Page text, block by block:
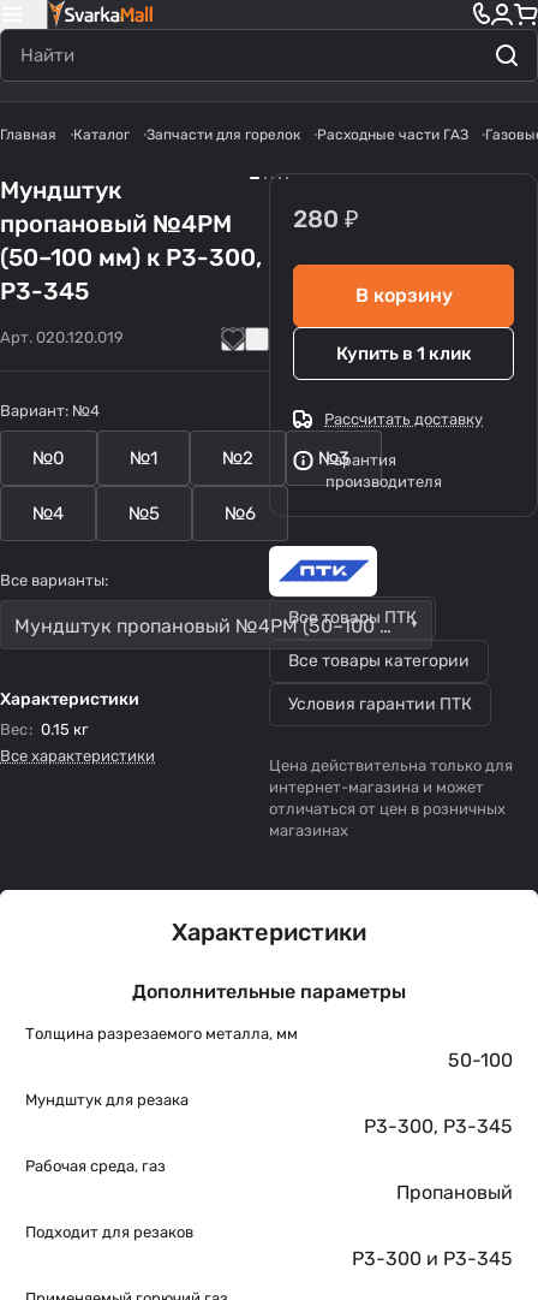
Главная Каталог Запчасти для горелок Расходные части ГАЗ
Мундштук
пропановый №4PM
(50–100 мм) к Р3-300,
Р3-345
Арт. 020.120.019
Вариант: №4
№0 №1 №2 №3
№4 №5 №6
Все варианты:
Мундштук пропановый №4PM (50–100 мм) к Р3-300, Р3-345
Характеристики
Вес: 0.15 кг
Все характеристики
280 ₽
В корзину
Купить в 1 клик
Рассчитать доставку
Гарантия
производителя
Все товары ПТК
Все товары категории
Условия гарантии ПТК
Цена действительна только для
интернет-магазина и может
отличаться от цен в розничных
магазинах
Характеристики
Дополнительные параметры
Толщина разрезаемого металла, мм
50-100
Мундштук для резака
Р3-300, Р3-345
Рабочая среда, газ
Пропановый
Подходит для резаков
Р3-300 и Р3-345